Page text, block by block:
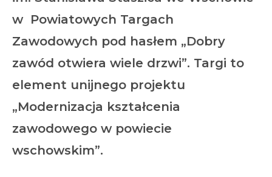
w Powiatowych Targach
Zawodowych pod hasłem „Dobry
zawód otwiera wiele drzwi”. Targi to
element unijnego projektu
„Modernizacja kształcenia
zawodowego w powiecie
wschowskim”.